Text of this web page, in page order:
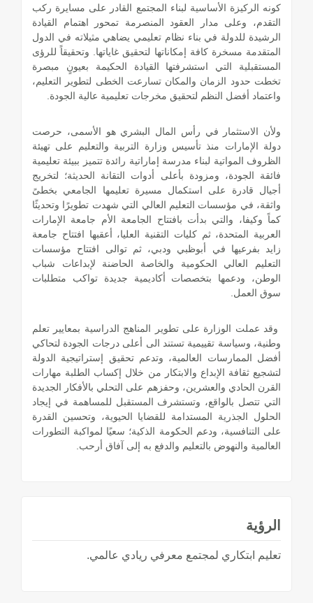
كونه الركيزة الأساسية لبناء المجتمع القادر على مسايرة ركب
التقدم، وعلى مدار العقود المنصرمة تمحور اهتمام القيادة
الرشيدة للدولة في بناء نظام تعليمي يضاهي مثيلاته في الدول
المتقدمة مسخرة كافة إمكاناتها لتحقيق غاياتها. وتحقيقاً للرؤى
المستقبلية التي استشرفتها القيادة الحكيمة بعيونٍ مبصرة
تخطت حدود الزمان والمكان تسارعت الخطى لتطوير التعليم،
واعتماد أفضل النظم لتحقيق مخرجات تعليمية عالية الجودة.
ولأن الاستثمار في رأس المال البشري هو الأسمى، حرصت
دولة الإمارات منذ تأسيس وزارة التربية والتعليم على تهيئة
الظروف المواتية لبناء مدرسة إماراتية رائدة تتميز ببيئة تعليمية
فائقة الجودة، ومزودة بأعلى أدوات التقانة الحديثة؛ لتخريج
أجيال قادرة على استكمال مسيرة تعليمها الجامعي بخطىً
واثقة، في مؤسسات التعليم العالي التي شهدت تطويرًا وتحديثًا
كماً وكيفا، والتي بدأت بافتتاح الجامعة الأم جامعة الإمارات
العربية المتحدة، ثم كليات التقنية العليا، أعقبها افتتاح جامعة
زايد بفرعيها في أبوظبي ودبي، ثم توالى افتتاح مؤسسات
التعليم العالي الحكومية والخاصة الحاضنة لإبداعات شباب
الوطن، ودعمها بتخصصات أكاديمية جديدة تواكب متطلبات
سوق العمل.
وقد عملت الوزارة على تطوير المناهج الدراسية بمعايير تعلم
وطنية، وسياسة تقييمية تستند الى أعلى درجات الجودة لتحاكي
أفضل الممارسات العالمية، وتدعم تحقيق إستراتيجية الدولة
لتشجيع ثقافة الإبداع والابتكار من خلال إكساب الطلبة مهارات
القرن الحادي والعشرين، وحفزهم على التحلي بالأفكار الجديدة
التي تتصل بالواقع، وتستشرف المستقبل للمساهمة في إيجاد
الحلول الجذرية المستدامة للقضايا الحيوية، وتحسين القدرة
على التنافسية، ودعم الحكومة الذكية؛ سعيًا لمواكبة التطورات
العالمية والنهوض بالتعليم والدفع به إلى آفاق أرحب.
الرؤية
تعليم ابتكاري لمجتمع معرفي ريادي عالمي.